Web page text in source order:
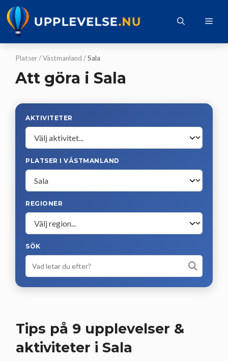
Hoppa
till
innehåll
Platser/Västmanland /Sala
Att göra i Sala
AKTIVITETER
PLATSER I VÄSTMANLAND
REGIONER
SÖK
Tips på 9 upplevelser &
aktiviteter i Sala